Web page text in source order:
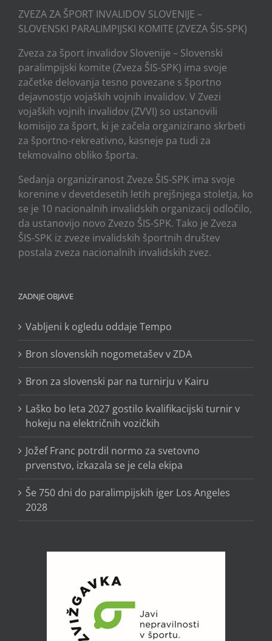
ZVEZA ZA ŠPORT INVALIDOV SLOVENIJE –
SLOVENSKI PARALIMPIJSKI KOMITE (ZVEZA ŠIS-SPK)
Zveza za šport invalidov Slovenije – Slovenski
paralimpijski komite (Zveza ŠIS-SPK) ima svoje
začetke delovanja tesno povezane s športno
dejavnostjo vojaških vojnih invalidov. V Zvezi
vojaških vojnih invalidov (ZVVI) so ustanovili
komisijo za šport, ki je začela organizirano skrbeti
za športno-rekreativno, kasneje pa tudi za
tekmovalno obliko športa.
Sedanja organiziranost Zveze ŠIS-SPK ima svoje
korenine v devetdesetih letih prejšnjega stoletja, ko
se je 10 nacionalnih invalidskih organizacij odločilo,
da ustanovijo novo Zvezo ŠIS-SPK. Tako je Zveza
ŠIS-SPK iz zveze invalidskih športnih društev
postala zveza nacionalnih invalidskih zvez.
ZADNJE OBJAVE
Vabljeni k ogledu oddaje Tempo
Bron slovenskih nogometašev v ZDA
Bron za slovenski par na turnirju v Kairu
Laško bo leta 2027 gostilo kvalifikacijski turnir v
hokeju na električnih vozičkih
Jožef Franc potrdil normo za svetovno
prvenstvo, izkazala se je cela ekipa
Še 750 dni do paralimpijskih iger Los Angeles
2028